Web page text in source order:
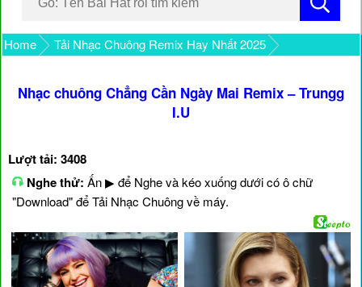
Home Tải Nhạc Chuông Remix Hay Nhất 2025
Nhạc chuông Chẳng Cần Ngày Mai Remix – Trungg
I.U
Lượt tải: 3408
Nghe thử: Ấn ▶ để Nghe và kéo xuống dưới có ô chữ
"Download" để Tải Nhạc Chuông về máy.